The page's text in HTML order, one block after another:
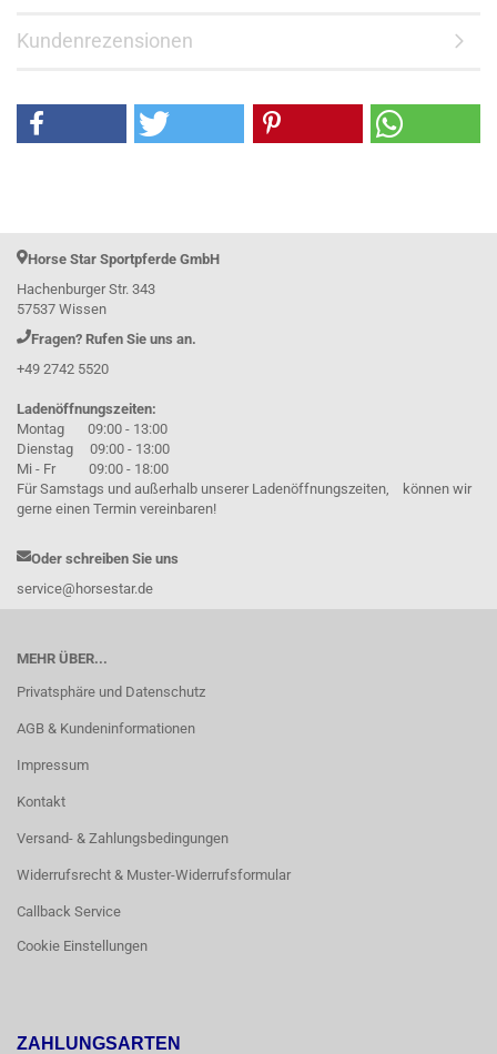
Kundenrezensionen
Horse Star Sportpferde GmbH
Hachenburger Str. 343
57537 Wissen
Fragen? Rufen Sie uns an.
+49 2742 5520
Ladenöffnungszeiten:
Montag 09:00 - 13:00
Dienstag 09:00 - 13:00
Mi - Fr 09:00 - 18:00
Für Samstags und außerhalb unserer Ladenöffnungszeiten, können wir
gerne einen Termin vereinbaren!
Oder schreiben Sie uns
service@horsestar.de
MEHR ÜBER...
Privatsphäre und Datenschutz
AGB & Kundeninformationen
Impressum
Kontakt
Versand- & Zahlungsbedingungen
Widerrufsrecht & Muster-Widerrufsformular
Callback Service
Cookie Einstellungen
ZAHLUNGSARTEN